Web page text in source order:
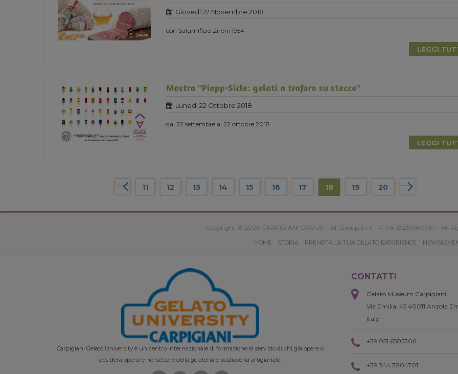
Giovedi 22 Novembre 2018
con Salumificio Zironi 1954
LEGGI
Mostra "Piopp-Sicle: gelati a traforo su stecco"
Lunedi 22 Ottobre 2018
dal 22 settembre al 22 ottobre 2018
LEGGI
11 12 13 14 15 16 17 18 19 20
Copyright © 2026 CARPIGIANI GROUP - Ali Group S.r.l. - P.IVA 13239980967 - All
HOME STORIA PRENOTA LA TUA GELATO EXPERIENCE
Carpigiani Gelato University è un centro internazionale di formazione al servizio di chi già opera o
desidera operare nel settore della gelateria e pasticceria artigianale.
CONTATTI
Gelato Museum Carpigiani
Via Emilia, 45 40011 Anzola
Italy
+39 051 6505306
+39 344 3804701